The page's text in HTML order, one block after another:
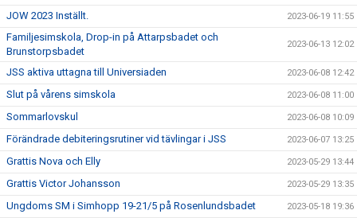
JOW 2023 Inställt. 2023-06-19 11:55
Familjesimskola, Drop-in på Attarpsbadet och
Brunstorpsbadet
2023-06-13 12:02
JSS aktiva uttagna till Universiaden 2023-06-08 12:42
Slut på vårens simskola 2023-06-08 11:00
Sommarlovskul 2023-06-08 10:09
Förändrade debiteringsrutiner vid tävlingar i JSS 2023-06-07 13:25
Grattis Nova och Elly 2023-05-29 13:44
Grattis Victor Johansson 2023-05-29 13:35
Ungdoms SM i Simhopp 19-21/5 på Rosenlundsbadet 2023-05-18 19:36